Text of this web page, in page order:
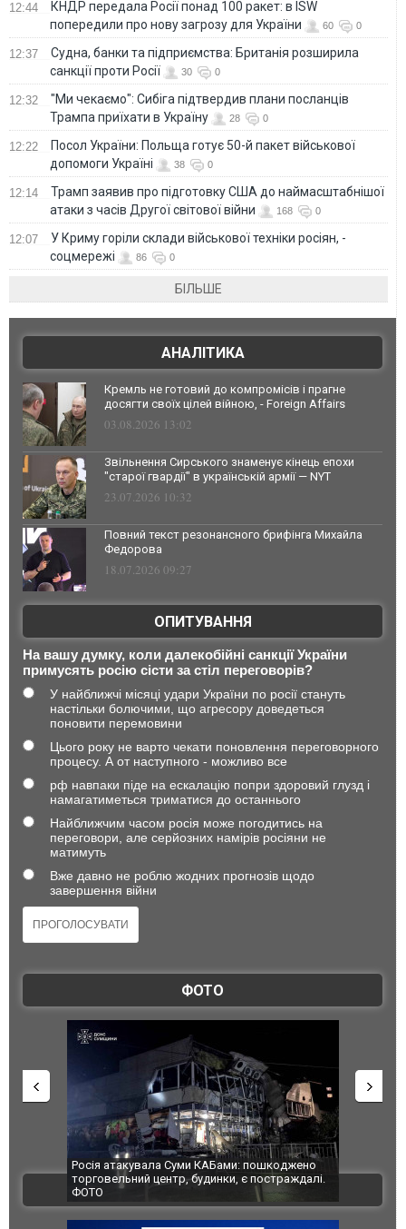
12:44
КНДР передала Росії понад 100 ракет: в ISW
попередили про нову загрозу для України
60 0
12:37
Судна, банки та підприємства: Британія розширила
санкції проти Росії
30 0
12:32
"Ми чекаємо": Сибіга підтвердив плани посланців
Трампа приїхати в Україну
28 0
12:22
Посол України: Польща готує 50-й пакет військової
допомоги Україні
38 0
12:14
Трамп заявив про підготовку США до наймасштабнішої
атаки з часів Другої світової війни
168 0
12:07
У Криму горіли склади військової техніки росіян, -
соцмережі
86 0
БІЛЬШЕ
АНАЛІТИКА
Кремль не готовий до компромісів і прагне
досягти своїх цілей війною, - Foreign Affairs
03.08.2026 13:02
Звільнення Сирського знаменує кінець епохи
"старої гвардії" в українській армії — NYT
23.07.2026 10:32
Повний текст резонансного брифінга Михайла
Федорова
18.07.2026 09:27
ОПИТУВАННЯ
На вашу думку, коли далекобійні санкції України
примусять росію сісти за стіл переговорів?
У найближчі місяці удари України по росії стануть
настільки болючими, що агресору доведеться
поновити перемовини
Цього року не варто чекати поновлення переговорного
процесу. А от наступного - можливо все
рф навпаки піде на ескалацію попри здоровий глузд і
намагатиметься триматися до останнього
Найближчим часом росія може погодитись на
переговори, але серйозних намірів росіяни не
матимуть
Вже давно не роблю жодних прогнозів щодо
завершення війни
ФОТО
Українські надзвичайники врятували козуленя
під час ліквідації масштабної лісової пожежі у
Франції
СБУ за
Болгарії
ВІДЕО